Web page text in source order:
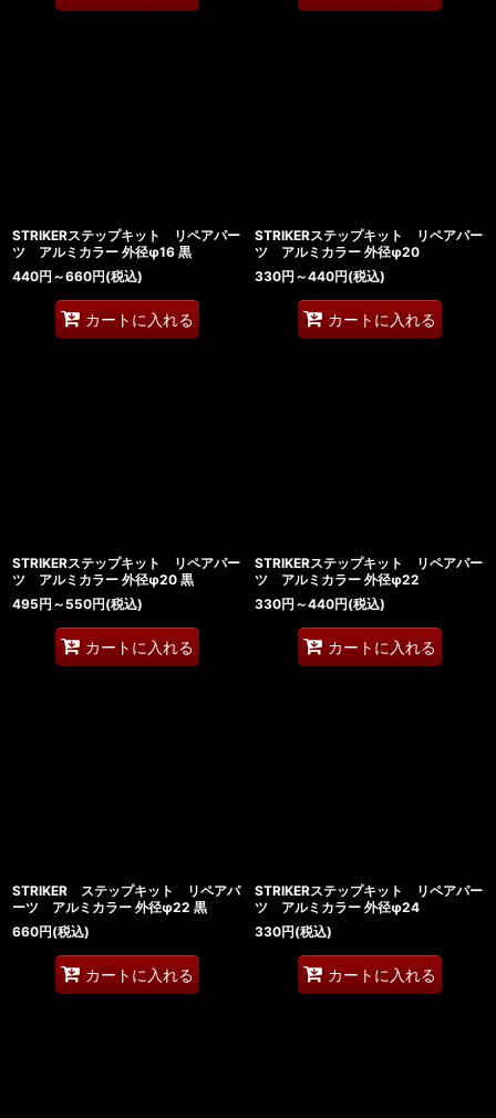
STRIKERステップキット リペアパー
ツ アルミカラー 外径φ16 黒
440円 ～660円(税込)
カートに入れる
STRIKERステップキット リペアパー
ツ アルミカラー 外径φ20
330円 ～440円(税込)
カートに入れる
STRIKERステップキット リペアパー
ツ アルミカラー 外径φ20 黒
495円 ～550円(税込)
カートに入れる
STRIKERステップキット リペアパー
ツ アルミカラー 外径φ22
330円 ～440円(税込)
カートに入れる
STRIKER ステップキット リペアパ
ーツ アルミカラー 外径φ22 黒
660円(税込)
カートに入れる
STRIKERステップキット リペアパー
ツ アルミカラー 外径φ24
330円(税込)
カートに入れる